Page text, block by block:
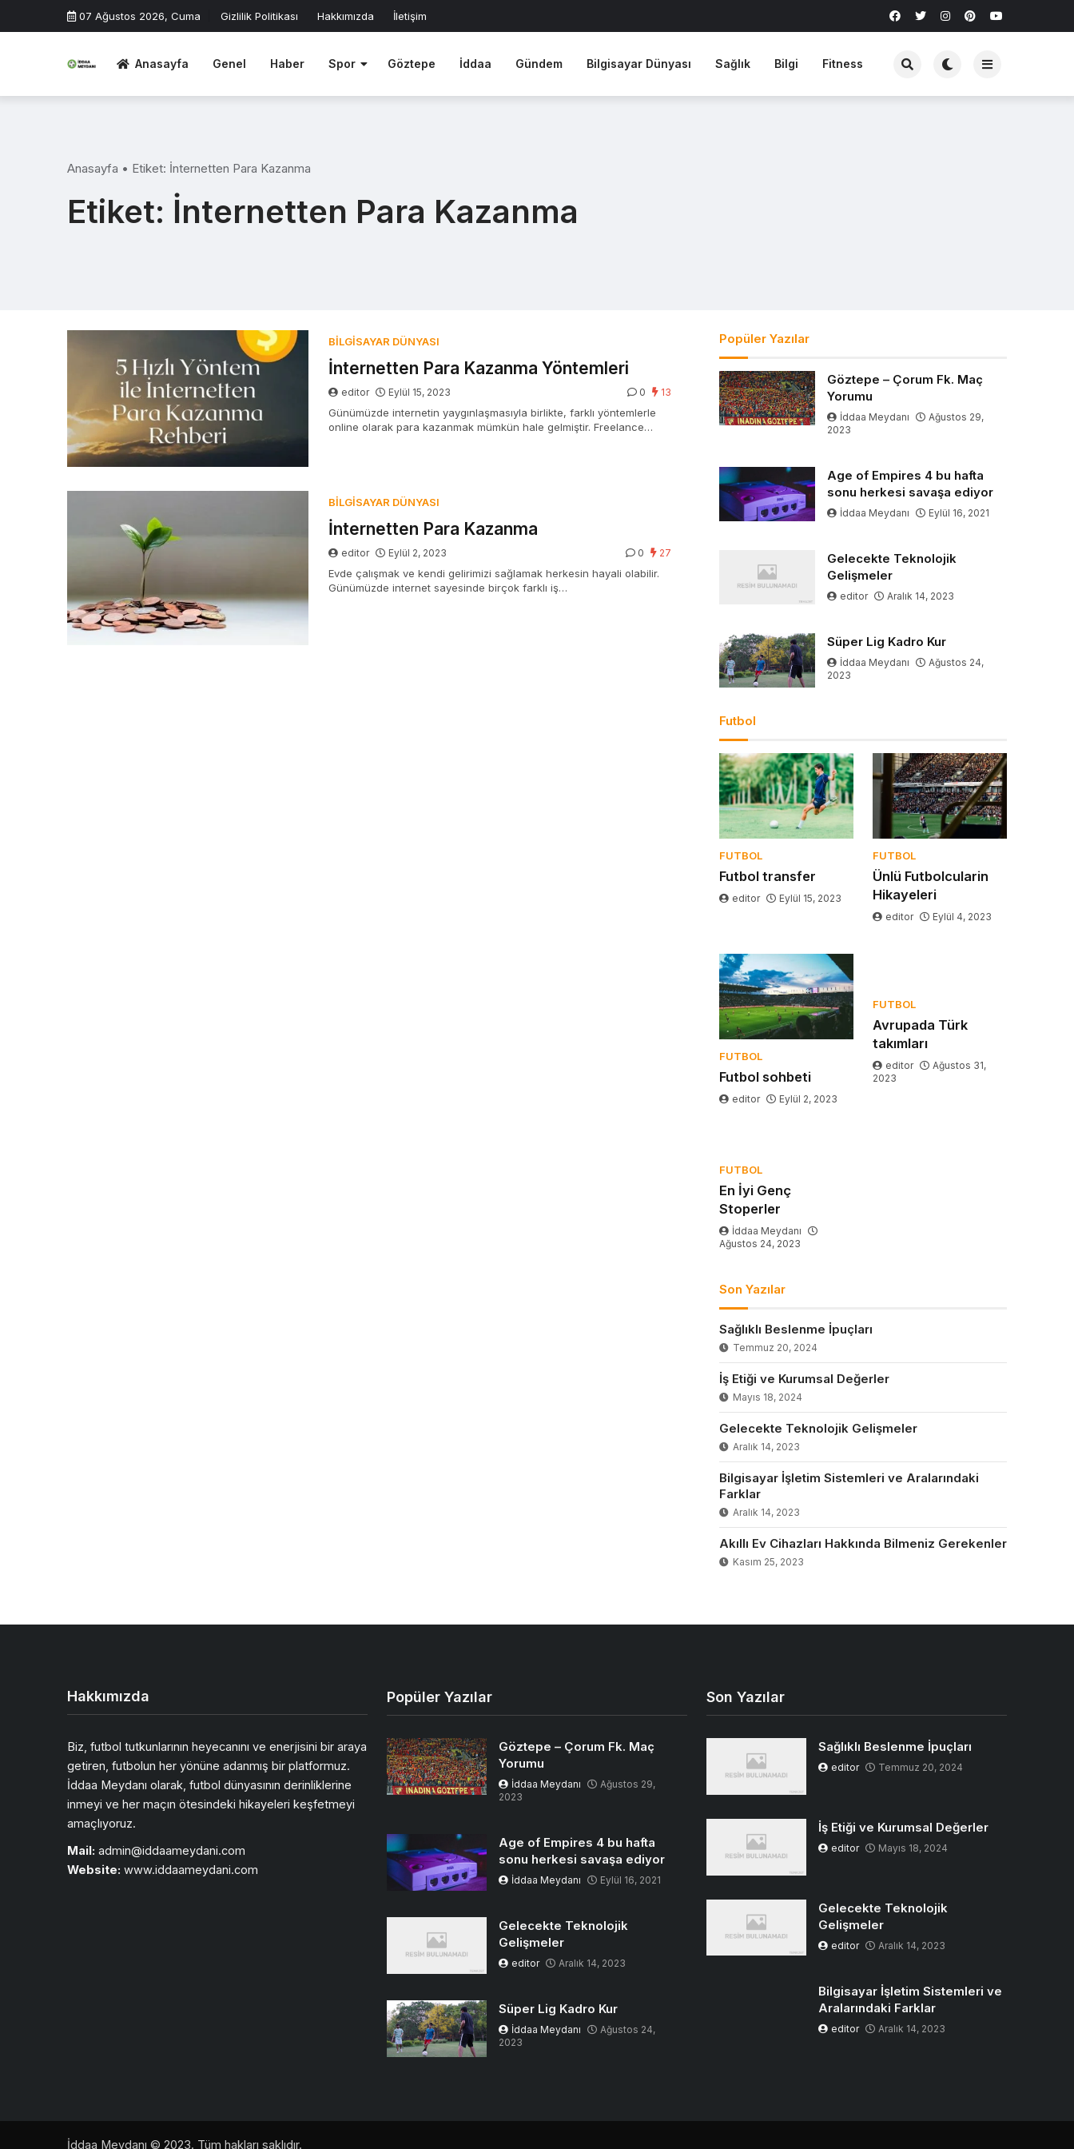
07 Ağustos 2026, Cuma Gizlilik Politikası Hakkımızda İletişim
Anasayfa Genel Haber Spor Göztepe İddaa Gündem Bilgisayar Dünyası Sağlık Bilgi Fitness
Anasayfa • Etiket: İnternetten Para Kazanma
Etiket: İnternetten Para Kazanma
BILGISAYAR DÜNYASI
İnternetten Para Kazanma Yöntemleri
editor Eylül 15, 2023 0 13
Günümüzde internetin yaygınlaşmasıyla birlikte, farklı yöntemlerle
online olarak para kazanmak mümkün hale gelmiştir. Freelance
BILGISAYAR DÜNYASI
İnternetten Para Kazanma
editor Eylül 2, 2023 0 27
Evde çalışmak ve kendi gelirimizi sağlamak herkesin hayali olabilir.
Günümüzde internet sayesinde birçok farklı iş…
Popüler Yazılar
Göztepe – Çorum Fk. Maç
Yorumu
İddaa Meydanı
Ağustos 29,
2023
Age of Empires 4 bu hafta
sonu herkesi savaşa ediyor
İddaa Meydanı Eylül 16, 2021
Gelecekte Teknolojik
Gelişmeler
editor Aralık 14, 2023
Süper Lig Kadro Kur
İddaa Meydanı
Ağustos 24,
2023
Futbol
FUTBOL
Futbol transfer
editor Eylül 15, 2023
FUTBOL
Ünlü Futbolcularin
Hikayeleri
editor Eylül 4, 2023
FUTBOL
Futbol sohbeti
editor Eylül 2, 2023
FUTBOL
Avrupada Türk
takımları
editor
Ağustos 31,
2023
FUTBOL
En İyi Genç
Stoperler
İddaa Meydanı
Ağustos 24, 2023
Son Yazılar
Sağlıklı Beslenme İpuçları
Temmuz 20, 2024
İş Etiği ve Kurumsal Değerler
Mayıs 18, 2024
Gelecekte Teknolojik Gelişmeler
Aralık 14, 2023
Bilgisayar İşletim Sistemleri ve Aralarındaki
Farklar
Aralık 14, 2023
Akıllı Ev Cihazları Hakkında Bilmeniz Gerekenler
Kasım 25, 2023
Hakkımızda
Biz, futbol tutkunlarının heyecanını ve enerjisini bir araya
getiren, futbolun her yönüne adanmış bir platformuz.
İddaa Meydanı olarak, futbol dünyasının derinliklerine
inmeyi ve her maçın ötesindeki hikayeleri keşfetmeyi
amaçlıyoruz.
Mail: admin@iddaameydani.com
Website: www.iddaameydani.com
Popüler Yazılar
Göztepe – Çorum Fk. Maç
Yorumu
İddaa Meydanı
Ağustos 29,
2023
Age of Empires 4 bu hafta
sonu herkesi savaşa ediyor
İddaa Meydanı Eylül 16, 2021
Gelecekte Teknolojik
Gelişmeler
editor Aralık 14, 2023
Süper Lig Kadro Kur
İddaa Meydanı
Ağustos 24,
2023
Son Yazılar
Sağlıklı Beslenme İpuçları
editor Temmuz 20, 2024
İş Etiği ve Kurumsal Değerler
editor Mayıs 18, 2024
Gelecekte Teknolojik
Gelişmeler
editor Aralık 14, 2023
Bilgisayar İşletim Sistemleri ve
Aralarındaki Farklar
editor Aralık 14, 2023
İddaa Meydanı © 2023. Tüm hakları saklıdır.